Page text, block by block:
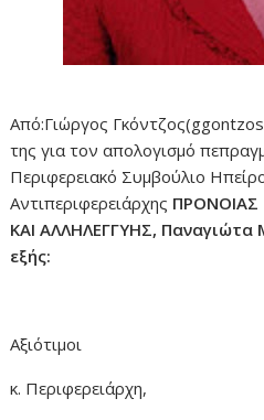
Από:Γιώργος
της για τον απολογισμό
Περιφερειακό Συμβούλιο
Αντιπεριφερειάρχης
ΚΑΙ ΑΛΛΗΛΕΓΓΥΗΣ,
εξής:
Αξιότιμοι
κ. Περιφερειάρχη,